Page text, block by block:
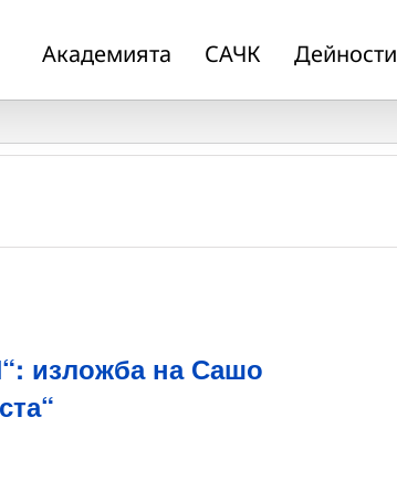
Академията САЧК Дейности
изложба на Сашо